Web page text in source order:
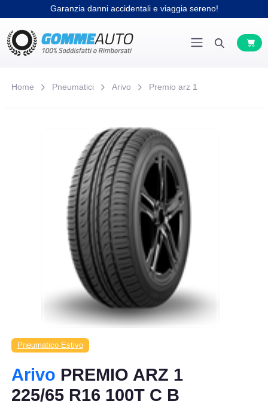
Garanzia danni accidentali e viaggia sereno!
Home Pneumatici Arivo Premio arz 1
Pneumatico Estivo
Arivo PREMIO ARZ 1
225/65 R16 100T C B